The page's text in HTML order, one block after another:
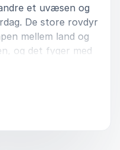
et uvæsen og
De store rovdyr
mellem land og
og det fyger med
hegnet og på
Hundevadt om,
temaer som
debatten om
Ulven er løs: Når